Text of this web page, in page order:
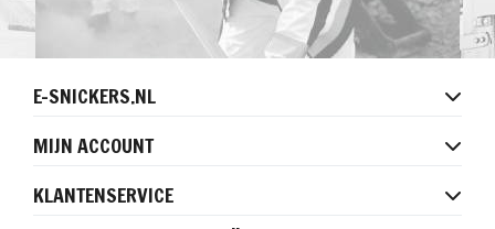
E-SNICKERS.NL
MIJN ACCOUNT
KLANTENSERVICE